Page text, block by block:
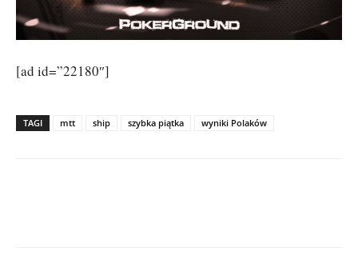
[ad id=”22180″]
TAGI mtt ship szybka piątka wyniki Polaków